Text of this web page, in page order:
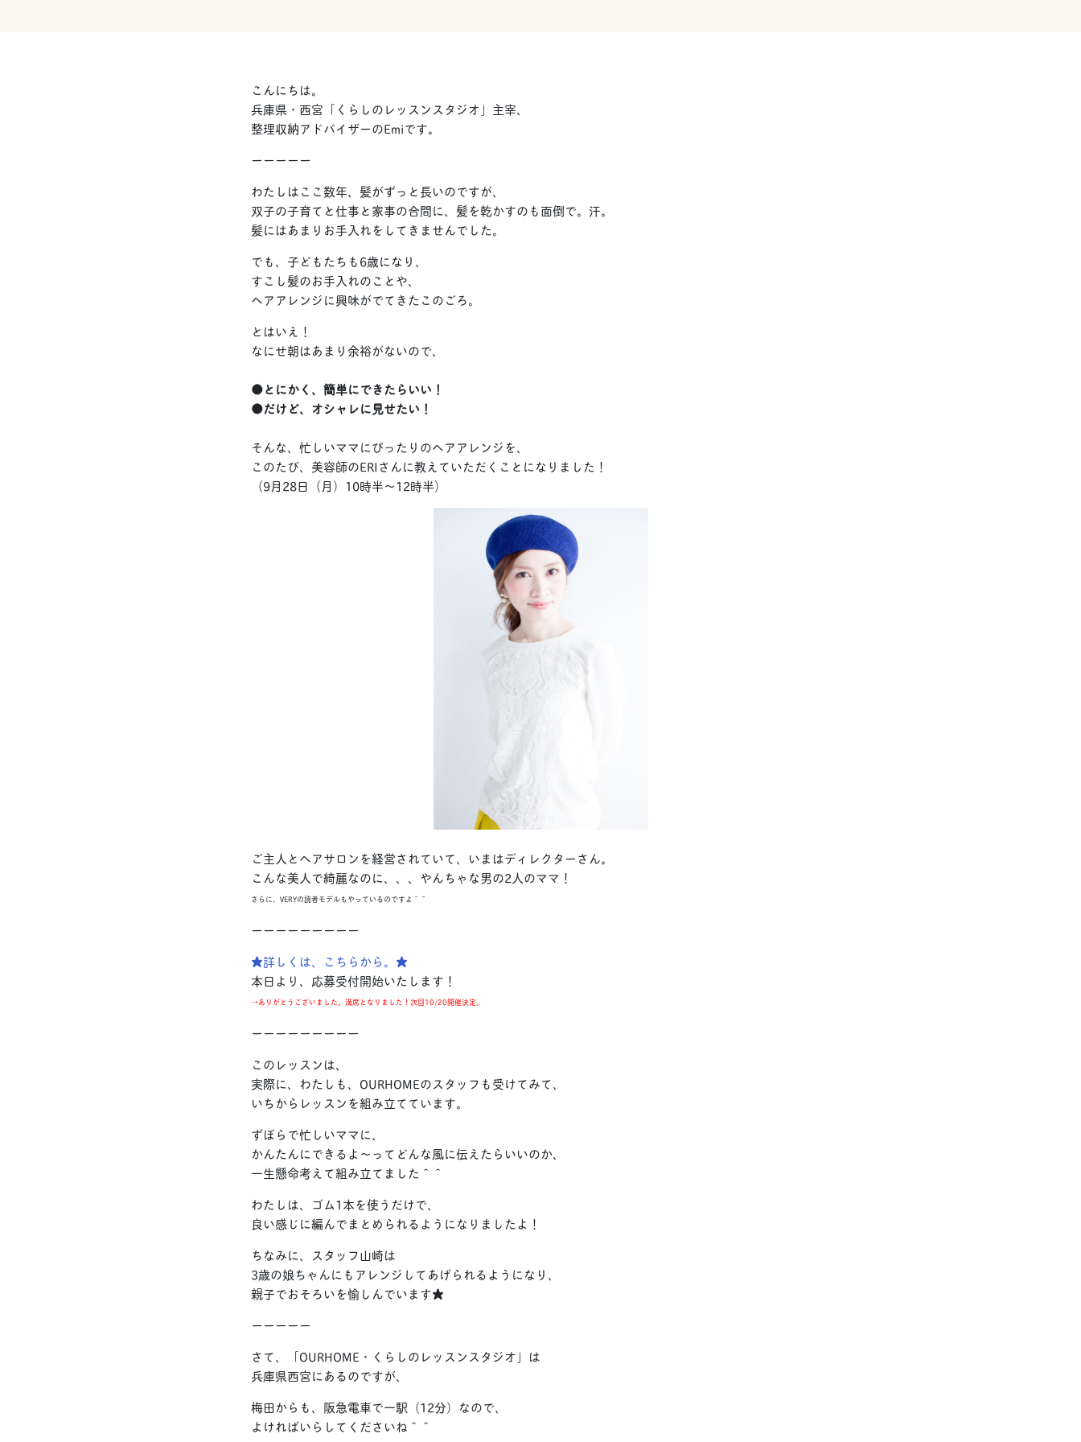
こんにちは。
兵庫県・西宮「くらしのレッスンスタジオ」主宰、
整理収納アドバイザーのEmiです。
ーーーーー
わたしはここ数年、髪がずっと長いのですが、
双子の子育てと仕事と家事の合間に、髪を乾かすのも面倒で。汗。
髪にはあまりお手入れをしてきませんでした。
でも、子どもたちも6歳になり、
すこし髪のお手入れのことや、
ヘアアレンジに興味がでてきたこのごろ。
とはいえ！
なにせ朝はあまり余裕がないので、
●とにかく、簡単にできたらいい！
●だけど、オシャレに見せたい！
そんな、忙しいママにぴったりのヘアアレンジを、
このたび、美容師のERIさんに教えていただくことになりました！
（9月28日（月）10時半〜12時半）
ご主人とヘアサロンを経営されていて、いまはディレクターさん。
こんな美人で綺麗なのに、、、やんちゃな男の2人のママ！
さらに、VERYの読者モデルもやっているのですよ＾＾
ーーーーーーーーー
★詳しくは、こちらから。★
本日より、応募受付開始いたします！
→ありがとうございました。満席となりました！次回10/20開催決定。
ーーーーーーーーー
このレッスンは、
実際に、わたしも、OURHOMEのスタッフも受けてみて、
いちからレッスンを組み立てています。
ずぼらで忙しいママに、
かんたんにできるよ〜ってどんな風に伝えたらいいのか、
一生懸命考えて組み立てました＾＾
わたしは、ゴム1本を使うだけで、
良い感じに編んでまとめられるようになりましたよ！
ちなみに、スタッフ山崎は
3歳の娘ちゃんにもアレンジしてあげられるようになり、
親子でおそろいを愉しんでいます★
ーーーーー
さて、「OURHOME・くらしのレッスンスタジオ」は
兵庫県西宮にあるのですが、
梅田からも、阪急電車で一駅（12分）なので、
よければいらしてくださいね＾＾